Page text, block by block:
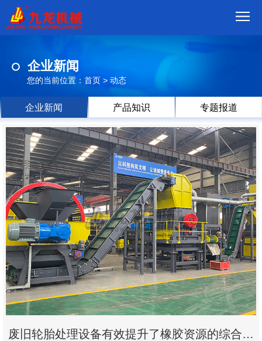
品
视
频
现
场
方
案
动
态
联
系
郑
州
市
九
企业新闻
您的当前位置： 首页 > 动态
企业新闻 产品知识 专题报道
废旧轮胎处理设备有效提升了橡胶资源的综合利